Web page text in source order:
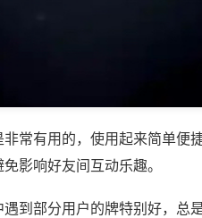
常有用的，使用起来简单便
影响好友间互动乐趣。
到部分用户的牌特别好，总是